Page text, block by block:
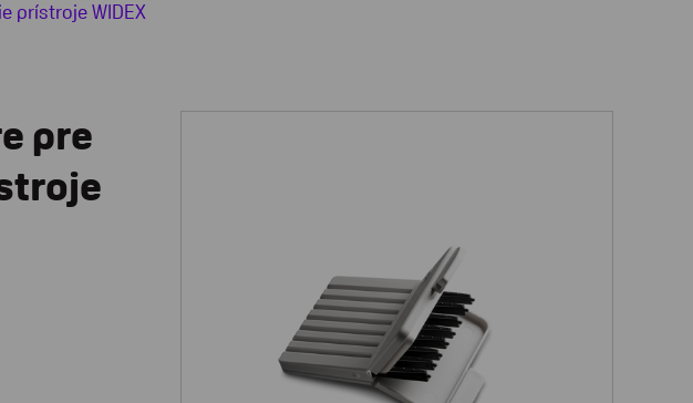
prístroje WIDEX
pre